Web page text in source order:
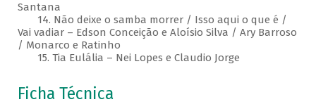
Santana
14. Não deixe o samba morrer / Isso aqui o que é /
Vai vadiar – Edson Conceição e Aloísio Silva / Ary Barroso
/ Monarco e Ratinho
15. Tia Eulália – Nei Lopes e Claudio Jorge
Ficha Técnica